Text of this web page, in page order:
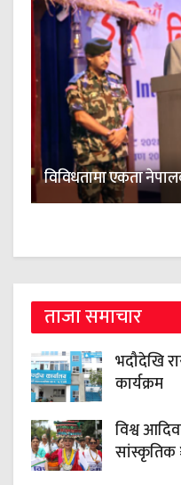
विविधतामा एकता
ताजा समाचार
भदौदेखि
कार्यक्रम
विश्व
सांस्कृतिक